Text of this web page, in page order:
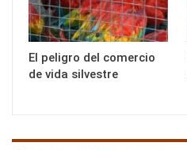
El peligro del comercio
de vida silvestre